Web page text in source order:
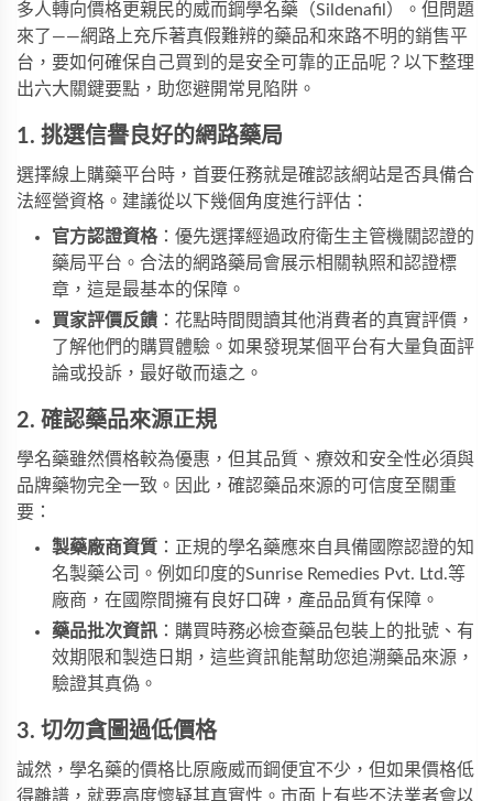
多人轉向價格更親民的威而鋼學名藥（Sildenafil）。但問題
來了——網路上充斥著真假難辨的藥品和來路不明的銷售平
台，要如何確保自己買到的是安全可靠的正品呢？以下整理
出六大關鍵要點，助您避開常見陷阱。
1. 挑選信譽良好的網路藥局
選擇線上購藥平台時，首要任務就是確認該網站是否具備合
法經營資格。建議從以下幾個角度進行評估：
官方認證資格：優先選擇經過政府衛生主管機關認證的
藥局平台。合法的網路藥局會展示相關執照和認證標
章，這是最基本的保障。
買家評價反饋 ：花點時間閱讀其他消費者的真實評價，
了解他們的購買體驗。如果發現某個平台有大量負面評
論或投訴，最好敬而遠之。
2. 確認藥品來源正規
學名藥雖然價格較為優惠，但其品質、療效和安全性必須與
品牌藥物完全一致。因此，確認藥品來源的可信度至關重
要：
製藥廠商資質 ：正規的學名藥應來自具備國際認證的知
名製藥公司。例如印度的Sunrise Remedies Pvt. Ltd.等
廠商，在國際間擁有良好口碑，產品品質有保障。
藥品批次資訊 ：購買時務必檢查藥品包裝上的批號、有
效期限和製造日期，這些資訊能幫助您追溯藥品來源，
驗證其真偽。
3. 切勿貪圖過低價格
誠然，學名藥的價格比原廠威而鋼便宜不少，但如果價格低
得離譜，就要高度懷疑其真實性。市面上有些不法業者會以